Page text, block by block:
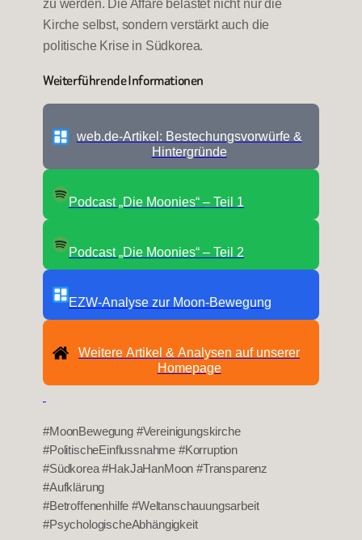
zu werden. Die Affäre belastet nicht nur die
Kirche selbst, sondern verstärkt auch die
politische Krise in Südkorea.
Weiterführende Informationen
web.de-Artikel: Bestechungsvorwürfe &
Hintergründe
Podcast „Die Moonies“ – Teil 1
Podcast „Die Moonies“ – Teil 2
EZW-Analyse zur Moon-Bewegung
Weitere Artikel & Analysen auf unserer
Homepage
#MoonBewegung #Vereinigungskirche
#PolitischeEinflussnahme #Korruption
#Südkorea #HakJaHanMoon #Transparenz
#Aufklärung
#Betroffenenhilfe #Weltanschauungsarbeit
#PsychologischeAbhängigkeit